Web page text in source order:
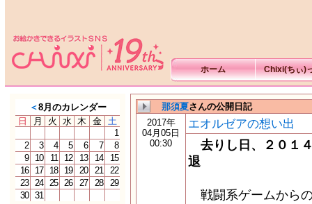
ホーム Chixi(ちぃ)
＜8月のカレンダー
日
月 火 水 木 金 土
1
2
3 4 5 6 7
8
9
10 11 12 13 14
15
16
17 18 19 20 21
22
23 24 25 26 27 28
29
30 31
那須夏さんの公開日記
2017年
04月05日
00:30
エオルゼアの想い出
去りし日、２０１
退
戦闘系ゲームから